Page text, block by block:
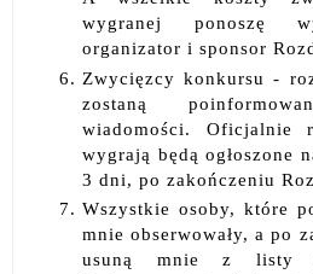
wygranej ponoszę
organizator i sponsor
Zwycięzcy konkursu -
zostaną
wiadomości. Oficjalnie
wygrają będą ogłoszone
3 dni, po zakończeniu
Wszystkie osoby, które
mnie obserwowały, a po
usuną mnie z listy